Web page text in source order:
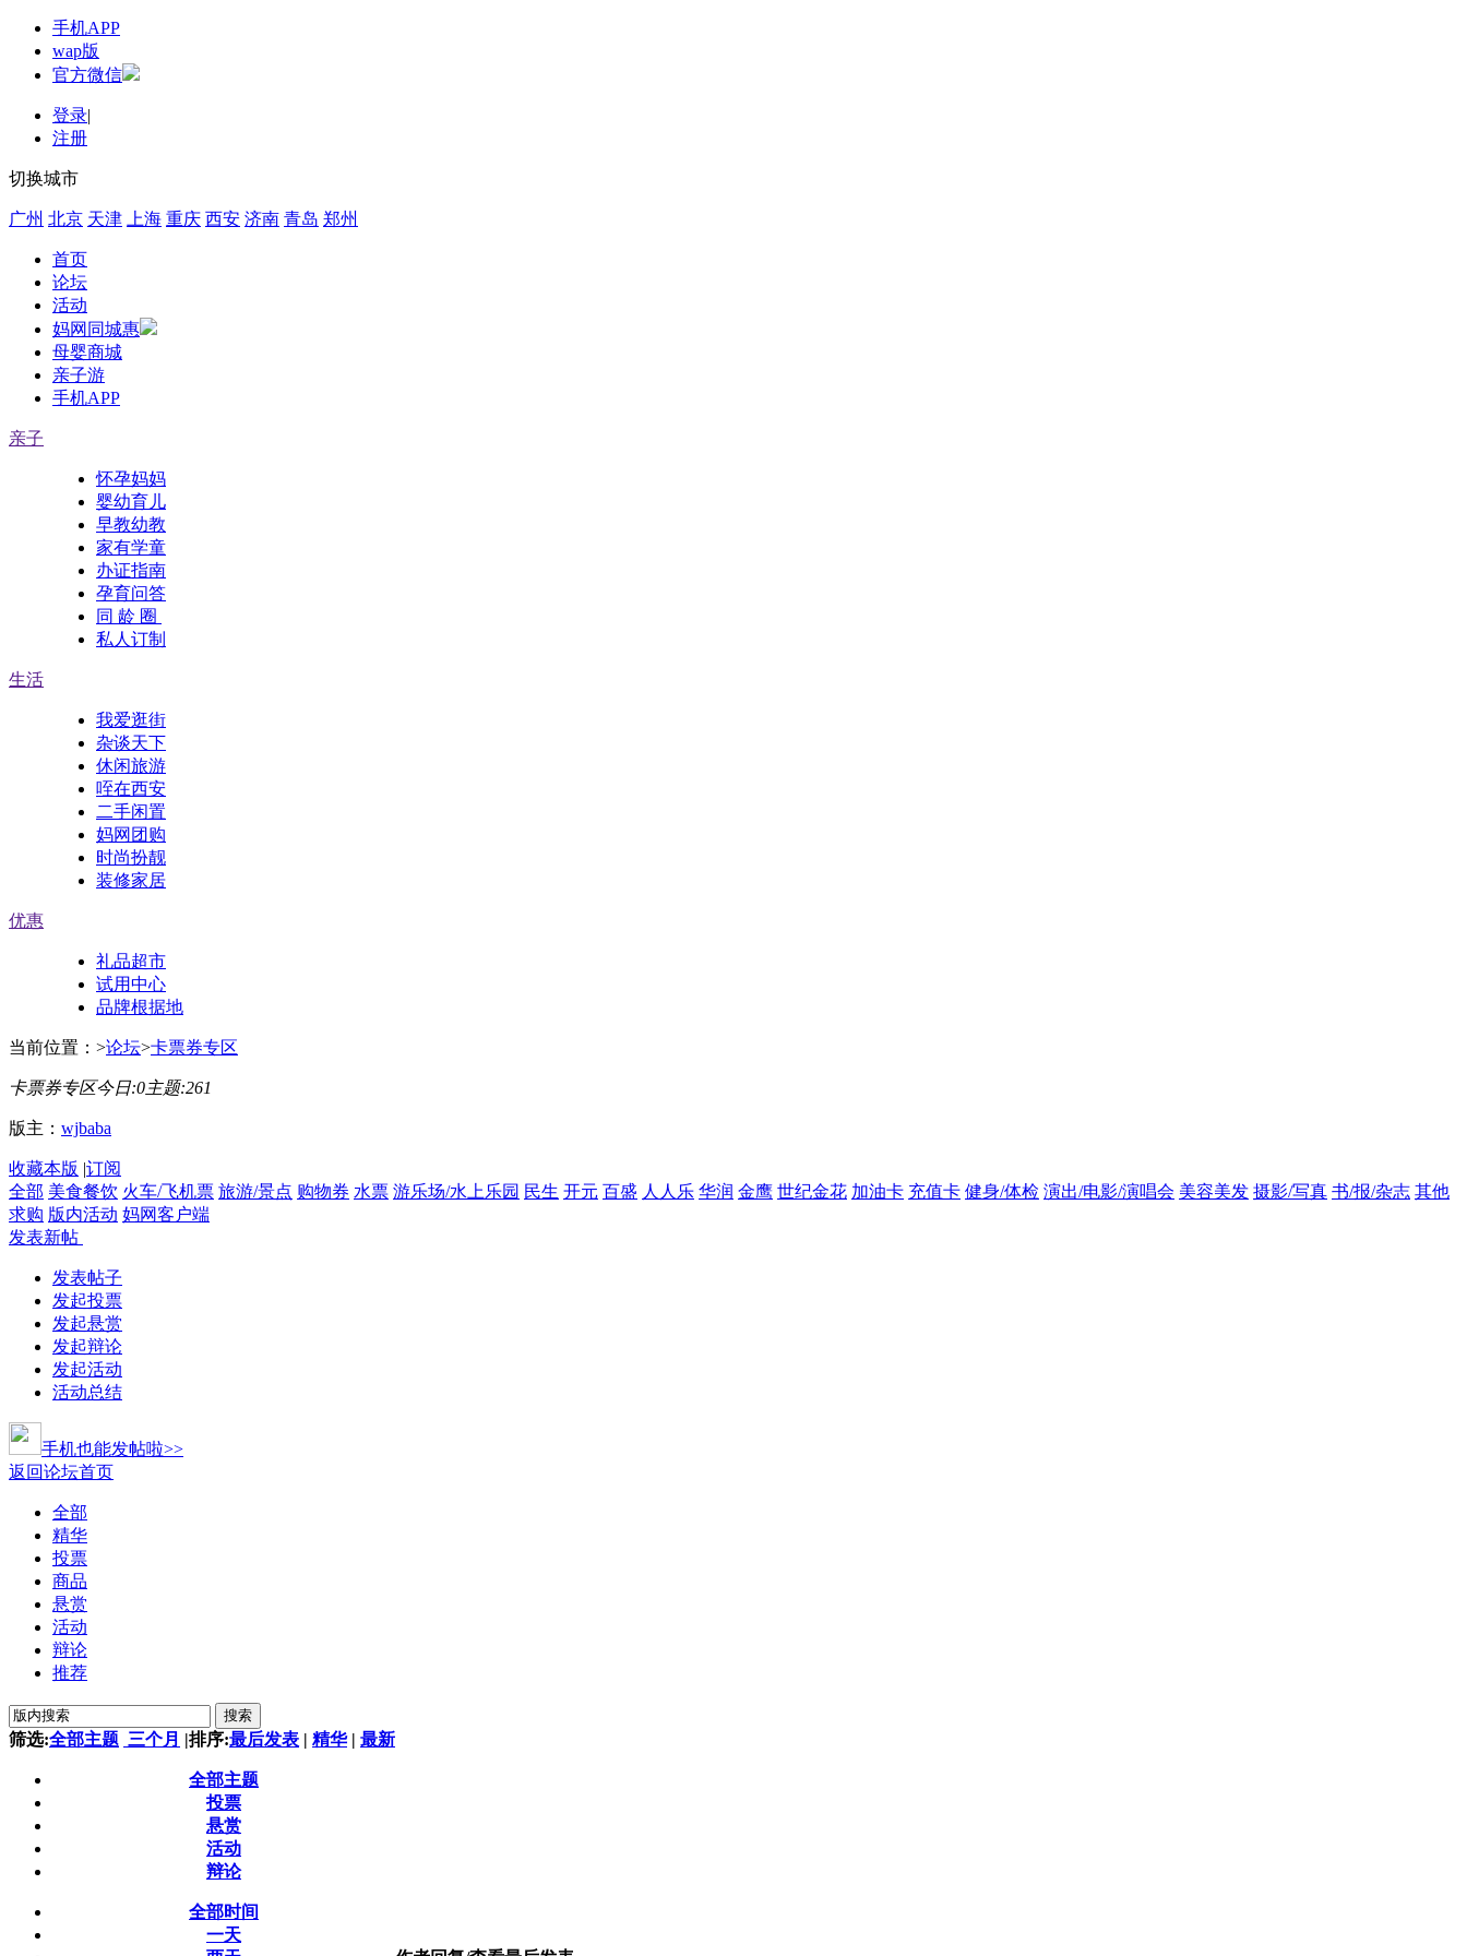
手机APP
wap版
官方微信
登录|
注册
切换城市
广州 北京 天津 上海 重庆 西安 济南 青岛 郑州
首页
论坛
活动
妈网同城惠
母婴商城
亲子游
手机APP
亲子
怀孕妈妈
婴幼育儿
早教幼教
家有学童
办证指南
孕育问答
同 龄 圈
私人订制
生活
我爱逛街
杂谈天下
休闲旅游
咥在西安
二手闲置
妈网团购
时尚扮靓
装修家居
优惠
礼品超市
试用中心
品牌根据地
当前位置： >论坛>卡票券专区
卡票券专区今日:0主题:261
版主： wjbaba
收藏本版 |订阅
全部 美食餐饮 火车/飞机票 旅游/景点 购物券 水票 游乐场/水上乐园 民生 开元 百盛 人人乐 华润 金鹰 世纪金花 加油卡 充值卡 健身/体检 演出/电影/演唱会 美容美发 摄影/写真 书/报/杂志 其他
求购 版内活动 妈网客户端
发表新帖
发表帖子
发起投票
发起悬赏
发起辩论
发起活动
活动总结
手机也能发帖啦>>
返回论坛首页
全部
精华
投票
商品
悬赏
活动
辩论
推荐
搜索
筛选:全部主题 三个月 |排序:最后发表 | 精华 | 最新
全部主题
投票
悬赏
活动
辩论
全部时间
一天